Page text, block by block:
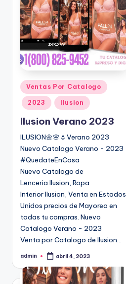
n
🇺🇸
P
e
d
o
☎
8
0
0
8
2
5
-
9
4
5
P
b
l
c
a
d
o
e
n
Ventas Por Catalogo
2023 Ilusion
Ilusion Verano 2023
ILUSION🌼🌸🌷Verano 2023
Nuevo Catalogo Verano - 2023
#QuedateEnCasa
Nuevo Catalogo de
Lenceria Ilusion, Ropa
Interior Ilusion, Venta en Estados
Unidos precios de Mayoreo en
todas tu compras. Nuevo
Catalogo Verano - 2023
Venta por Catalogo de Ilusion…
P
b
admin abril 4, 2023